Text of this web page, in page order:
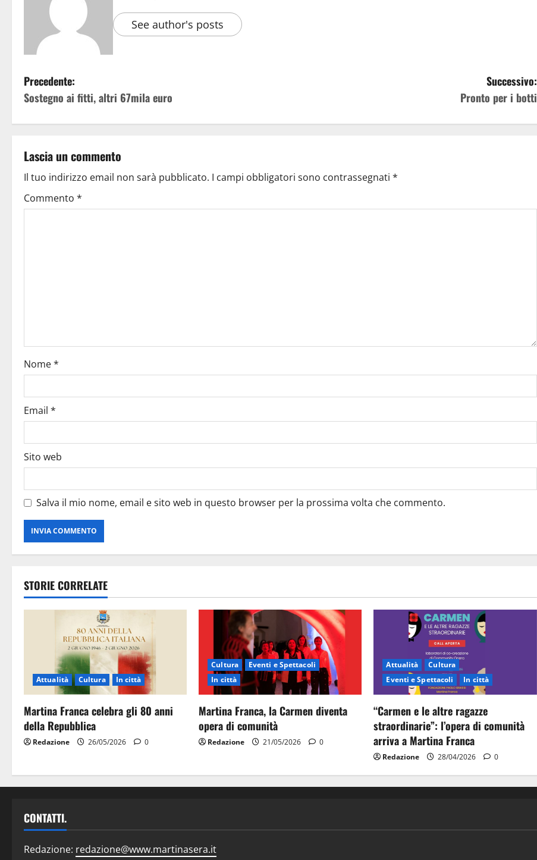
See author's posts
Precedente:
Sostegno ai fitti, altri 67mila euro
Successivo:
Pronto per i botti
Lascia un commento
Il tuo indirizzo email non sarà pubblicato. I campi obbligatori sono contrassegnati *
Commento *
Nome*
Email *
Sito web
Salva il mio nome, email e sito web in questo browser per la prossima volta che commento.
STORIE CORRELATE
Attualità Cultura In città
Martina Franca celebra gli 80 anni
della Repubblica
Redazione 26/05/2026 0
Cultura
Eventi e Spettacoli
In città
Martina Franca, la Carmen diventa
opera di comunità
Redazione 21/05/2026 0
Attualità
Cultura
Eventi e Spettacoli
In città
“Carmen e le altre ragazze
straordinarie”: l’opera di comunità
arriva a Martina Franca
Redazione 28/04/2026 0
CONTATTI.
Redazione: redazione@www.martinasera.it